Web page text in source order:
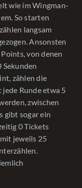
wie im Wingman-
So starten
langsam
Ansonsten
von denen
zählen die
Runde etwa 5
zwischen
gibt sogar ein
0 Tickets
jeweils 25